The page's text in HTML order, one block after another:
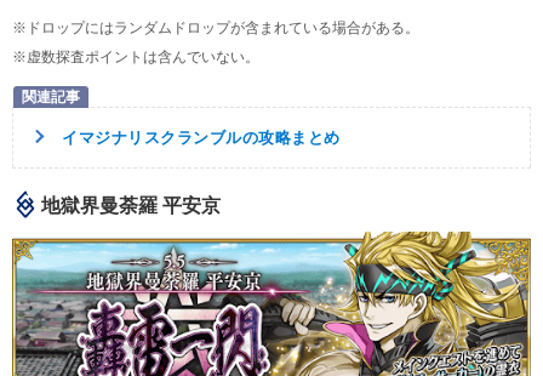
※ドロップにはランダムドロップが含まれている場合がある。
※虚数探査ポイントは含んでいない。
イマジナリスクランブルの攻略まとめ
地獄界曼荼羅 平安京